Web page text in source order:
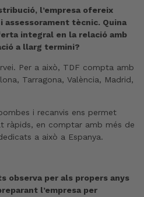
l’empresa ofereix
assessorament tècnic. Quina
integral en la relació amb
a llarg termini?
Per a això, TDF compta amb
Tarragona, València, Madrid,
i recanvis ens permet
ràpids, en comptar amb més de
a això a Espanya.
observa per als propers anys
l’empresa per